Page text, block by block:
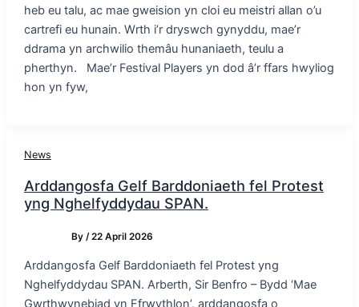
heb eu talu, ac mae gweision yn cloi eu meistri allan o’u
cartrefi eu hunain. Wrth i’r dryswch gynyddu, mae’r
ddrama yn archwilio themâu hunaniaeth, teulu a
pherthyn. Mae’r Festival Players yn dod â’r ffars hwyliog
hon yn fyw,
News
Arddangosfa Gelf Barddoniaeth fel Protest
yng Nghelfyddydau SPAN.
By/22 April 2026
Arddangosfa Gelf Barddoniaeth fel Protest yng
Nghelfyddydau SPAN. Arberth, Sir Benfro – Bydd ‘Mae
Gwrthwynebiad yn Ffrwythlon’, arddangosfa o